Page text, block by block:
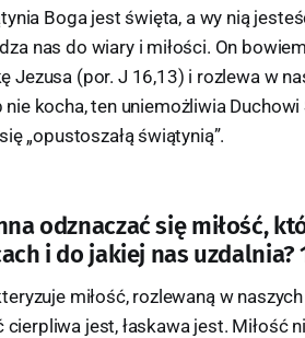
Boga jest święta, a wy nią
nas do wiary i miłości. On
Jezusa (por. J 16,13) i rozlewa w
nie kocha, ten uniemożliwia
„opustoszałą świątynią”.
odznaczać się miłość,
i do jakiej nas uzdalnia?
miłość, rozlewaną w
cierpliwa jest, łaskawa jest. Miłość